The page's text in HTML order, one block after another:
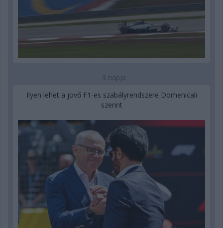
3 napja
Ilyen lehet a jövő F1-es szabályrendszere Domenicali
szerint